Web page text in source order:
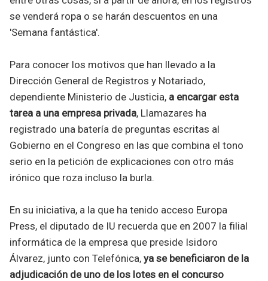
se venderá ropa o se harán descuentos en una
'Semana fantástica'.
Para conocer los motivos que han llevado a la
Dirección General de Registros y Notariado,
dependiente Ministerio de Justicia, a encargar esta
tarea a una empresa privada, Llamazares ha
registrado una batería de preguntas escritas al
Gobierno en el Congreso en las que combina el tono
serio en la petición de explicaciones con otro más
irónico que roza incluso la burla.
En su iniciativa, a la que ha tenido acceso Europa
Press, el diputado de IU recuerda que en 2007 la filial
informática de la empresa que preside Isidoro
Álvarez, junto con Telefónica, ya se beneficiaron de la
adjudicación de uno de los lotes en el concurso